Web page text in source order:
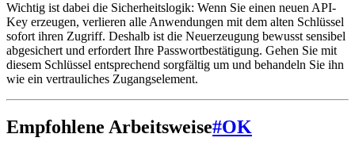
Wichtig ist dabei die Sicherheitslogik: Wenn Sie einen neuen API-
Key erzeugen, verlieren alle Anwendungen mit dem alten Schlüssel
sofort ihren Zugriff. Deshalb ist die Neuerzeugung bewusst sensibel
abgesichert und erfordert Ihre Passwortbestätigung. Gehen Sie mit
diesem Schlüssel entsprechend sorgfältig um und behandeln Sie ihn
wie ein vertrauliches Zugangselement.
Empfohlene Arbeitsweise#OK